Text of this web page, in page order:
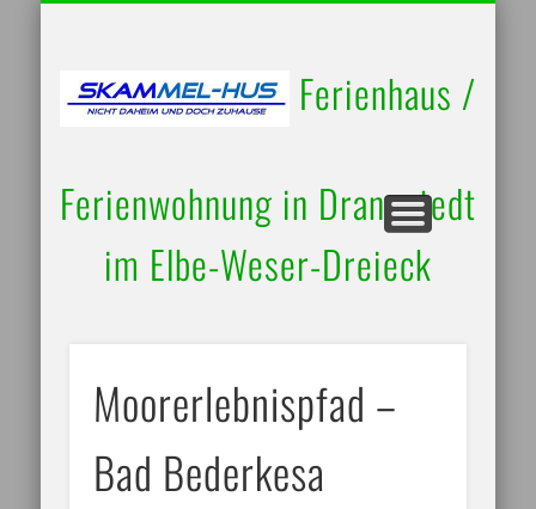
Ferienhaus /
Ferienwohnung in Drangstedt
im Elbe-Weser-Dreieck
Moorerlebnispfad –
Bad Bederkesa